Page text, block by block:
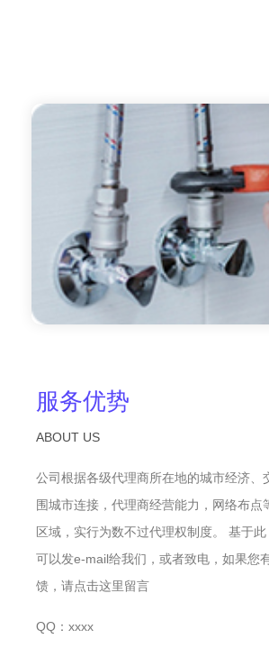
服务优势
ABOUT US
公司根据各级代理商所在地的城市经济、
围城市连接，代理商经营能力，网络布点
区域，实行为数不过代理权制度。 基于
可以发e-mail给我们，或者致电，如果您
馈，请点击这里留言
QQ：xxxx